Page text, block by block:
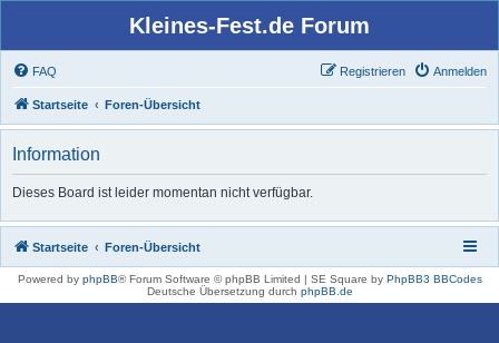
Kleines-Fest.de Forum
FAQ Anmelden
Registrieren
Startseite Foren-Übersicht
Information
Dieses Board ist leider momentan nicht verfügbar.
Startseite Foren-Übersicht
Powered by phpBB® Forum Software © phpBB Limited | SE Square by PhpBB3 BBCodes
Deutsche Übersetzung durch phpBB.de